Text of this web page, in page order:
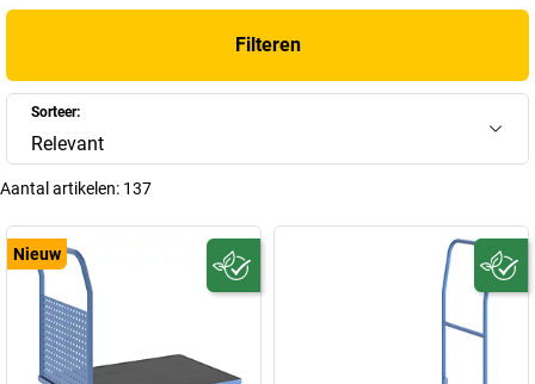
Filteren
Sorteer:
Relevant
Aantal artikelen: 137
Nieuw